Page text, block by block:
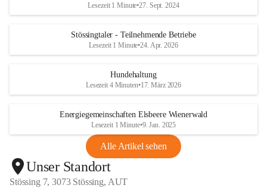
Lesezeit 1 Minute•27. Sept. 2024
Stössingtaler - Teilnehmende Betriebe
Lesezeit 1 Minute•24. Apr. 2026
Hundehaltung
Lesezeit 4 Minuten•17. März 2026
Energiegemeinschaften Elsbeere Wienerwald
Lesezeit 1 Minute•9. Jan. 2025
Alle Artikel sehen
Unser Standort
Stössing 7, 3073 Stössing, AUT